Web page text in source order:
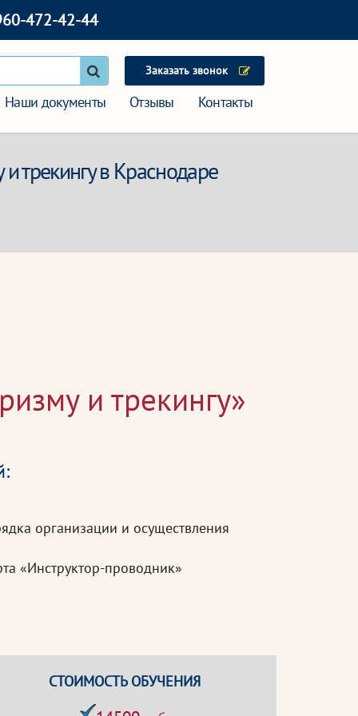
472-42-44
Заказать звонок
Наши документы Отзывы Контакты
трекингу в Краснодаре
и трекингу»
организации и осуществления
«Инструктор-проводник»
СТОИМОСТЬ ОБУЧЕНИЯ